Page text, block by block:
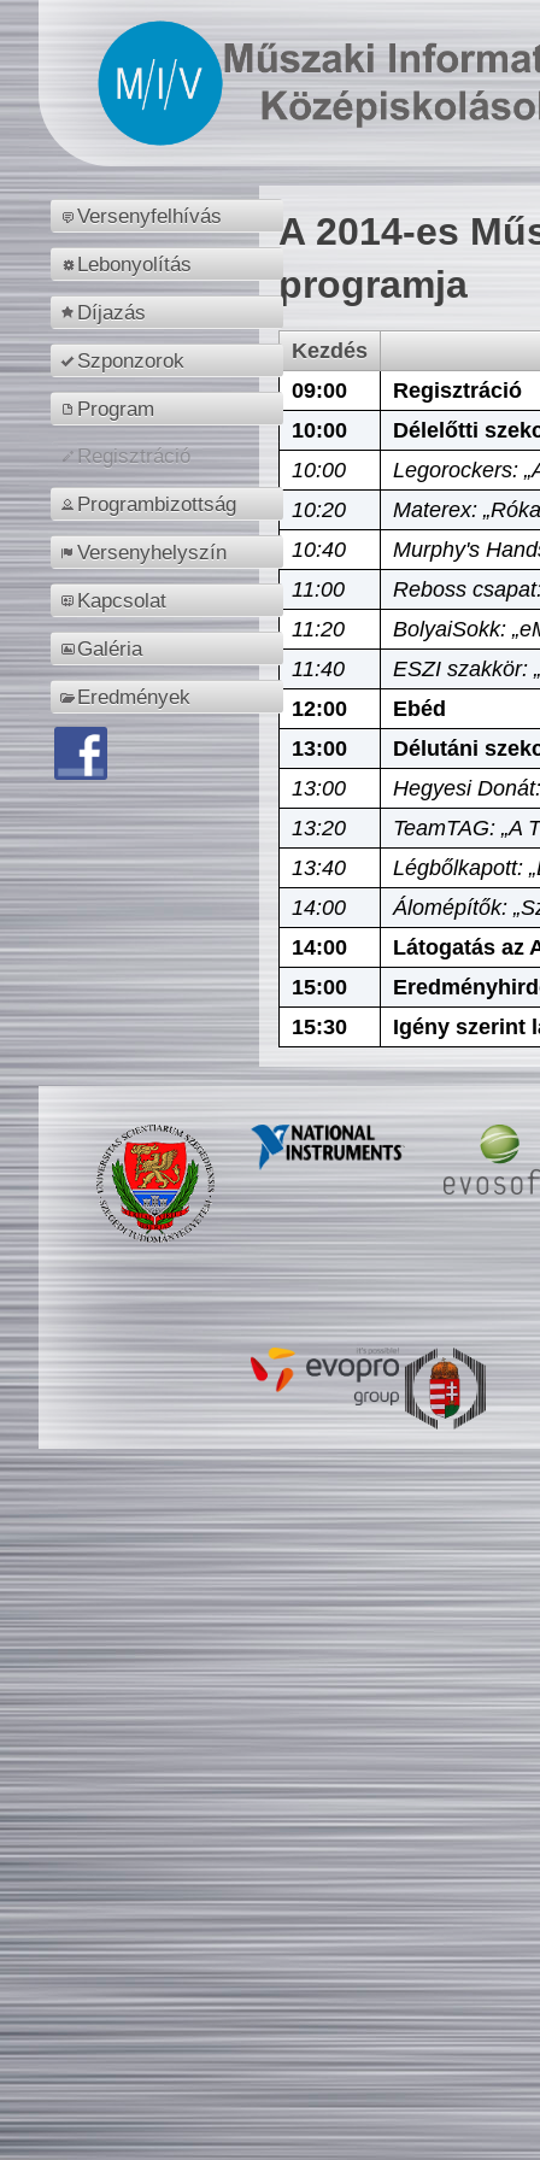
Versenyfelhívás
Lebonyolítás
Díjazás
Szponzorok
Program
Regisztráció
Programbizottság
Versenyhelyszín
Kapcsolat
Galéria
Eredmények
A 2014-es
programja
Kezdés
09:00
Regisztráció
10:00
Délelőtti
10:00
Legorockers:
10:20
Materex:
10:40
Murphy's
11:00
Reboss
11:20
BolyaiSokk:
11:40
ESZI szakkör:
12:00
Ebéd
13:00
Délutáni
13:00
Hegyesi
13:20
TeamTAG: „A
13:40
Légbőlkapott:
14:00
Álomépítők:
14:00
Látogatás az
15:00
15:30
Igény szerint